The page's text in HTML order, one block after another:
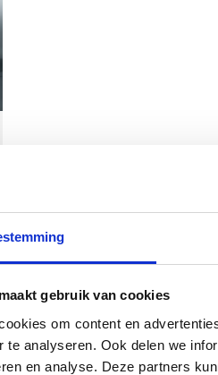
gebruik van cookies
om content en
te analyseren. Ook delen we
en analyse. Deze partners
kunt u hier op kenteken